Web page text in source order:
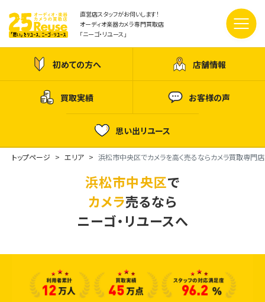
直営店スタッフがお伺いします！
オーディオ楽器カメラ専門買取店
「ニーゴ・リユース」
初めての方へ 店舗情報
買取実績 お客様の声
思い出リユース
トップページ エリア 浜松市中央区でカメラを高く売るならカメラ買取専門店
浜松市中央区で
カメラ売るなら
ニーゴ・リユースへ